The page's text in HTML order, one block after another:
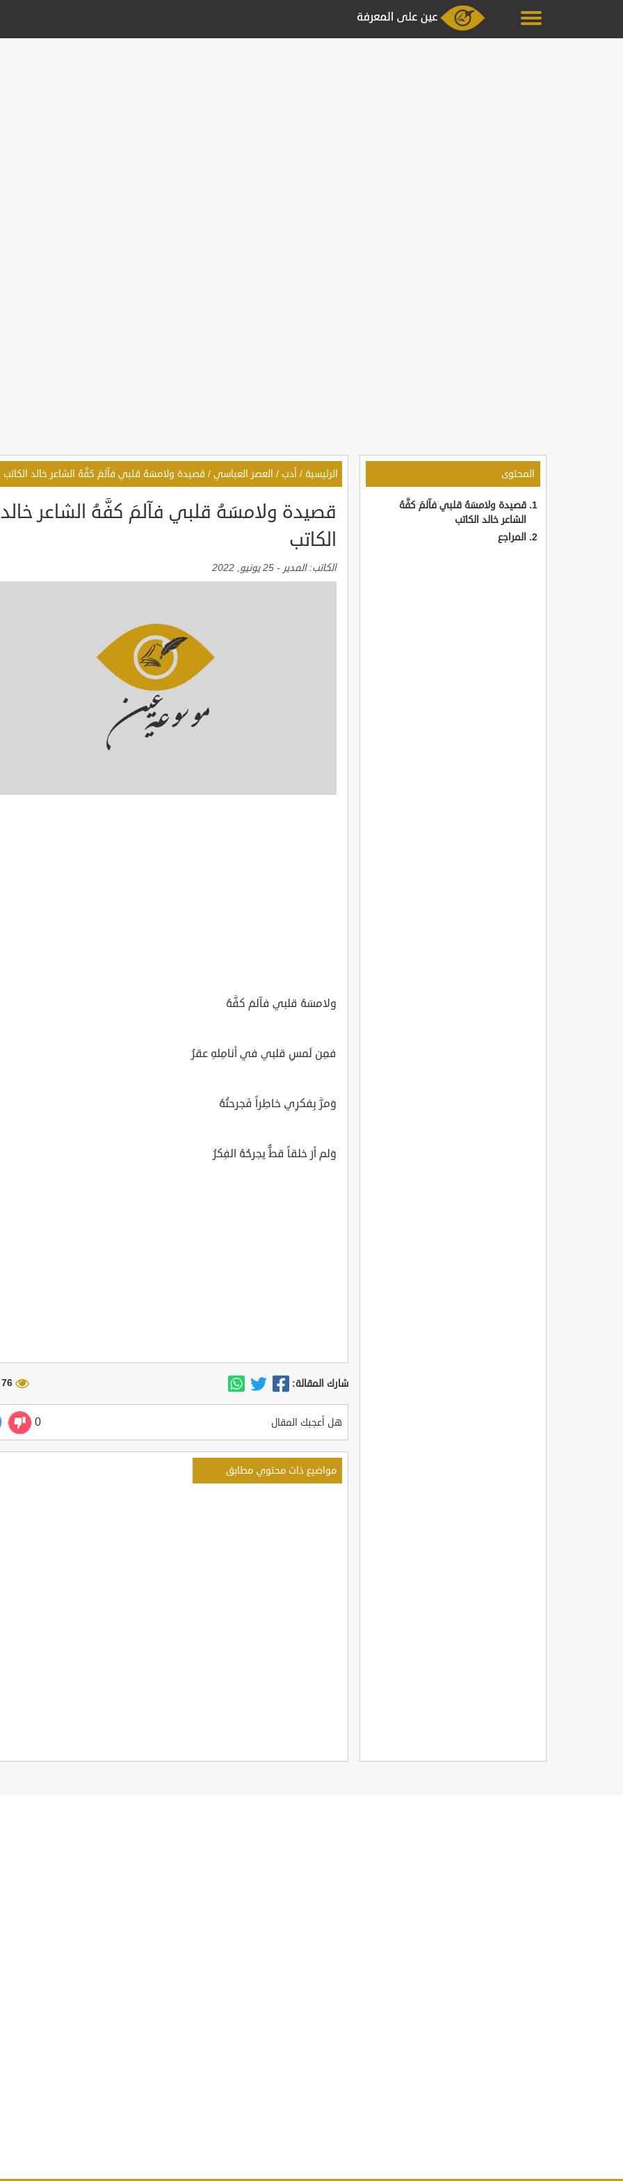
المحتوى
قصيدة ولامسَهُ قلبي فآلمَ كفَّهُ
الشاعر خالد الكاتب
المراجع
الرئيسية / أدب / العصر العباسي / قصيدة ولامسَهُ قلبي فآلمَ كفَّهُ الشاعر خالد الكاتب
قصيدة ولامسَهُ قلبي فآلمَ كفَّهُ الشاعر خالد
الكاتب
الكاتب:المدير - 25 يونيو, 2022
ولامسَهُ قلبي فآلمَ كفَّهُ
فمِن لَمسِ قلبي في أنامِلهِ عقرُ
وَمرَّ بِفكرِي خاطِراً فَجرحتُهُ
وَلم أرَ خلقاً قطُّ يجرحُهُ الفِكرُ
شارك المقالة: 76 مشاهدة
هل أعجبك المقال 0
مواضيع ذات محتوي مطابق